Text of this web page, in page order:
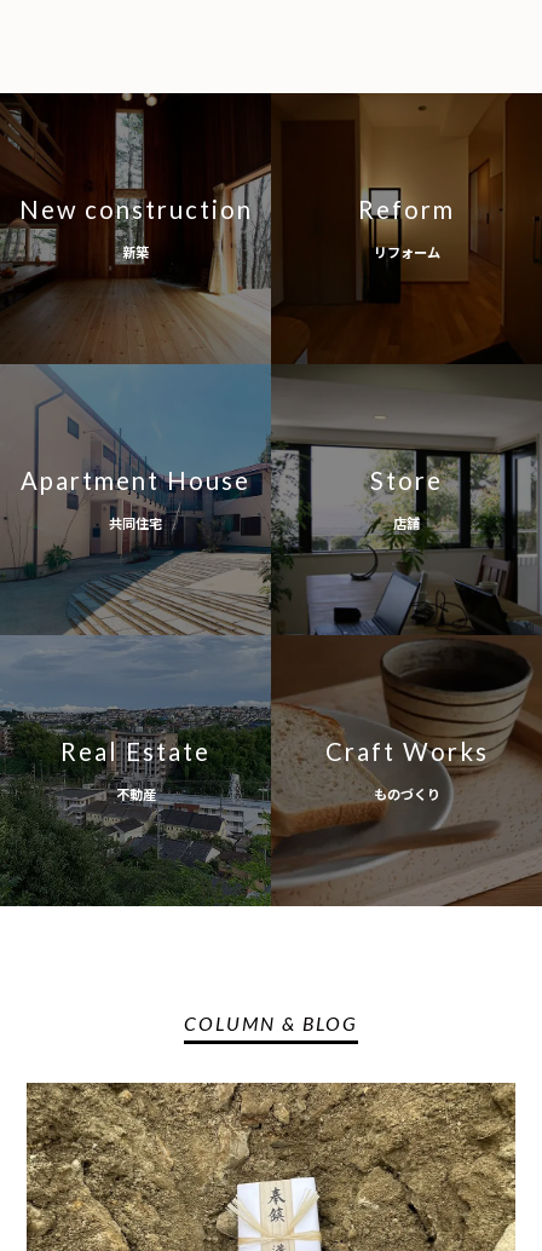
New construction
新築
Reform
リフォーム
Apartment House
共同住宅
Store
店舗
Real Estate
不動産
Craft Works
ものづくり
COLUMN & BLOG